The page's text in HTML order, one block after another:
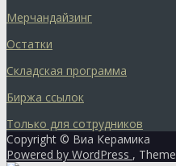
Мерчандайзинг
Остатки
Складская программа
Биржа ссылок
Только для сотрудников
Copyright © Виа Керамика
Powered by WordPress , Theme